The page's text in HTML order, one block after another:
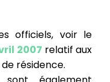
officiels, voir le
2007 relatif aux
résidence.